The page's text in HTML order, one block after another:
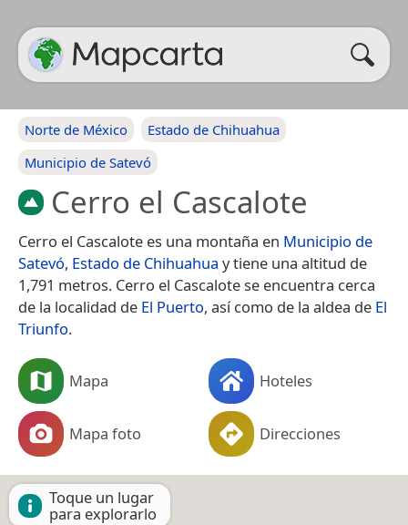
Norte de México
Estado de Chihuahua
Municipio de Satevó
Cerro el Cascalote
Cerro el Cascalote es una montaña en Municipio de
Satevó, Estado de Chihuahua y tiene una altitud de
1,791 metros. Cerro el Cascalote se encuentra cerca
de la localidad de El Puerto, así como de la aldea de El
Triunfo.
Mapa Hoteles
Mapa foto Direcciones
Toque un lugar
para explorarlo